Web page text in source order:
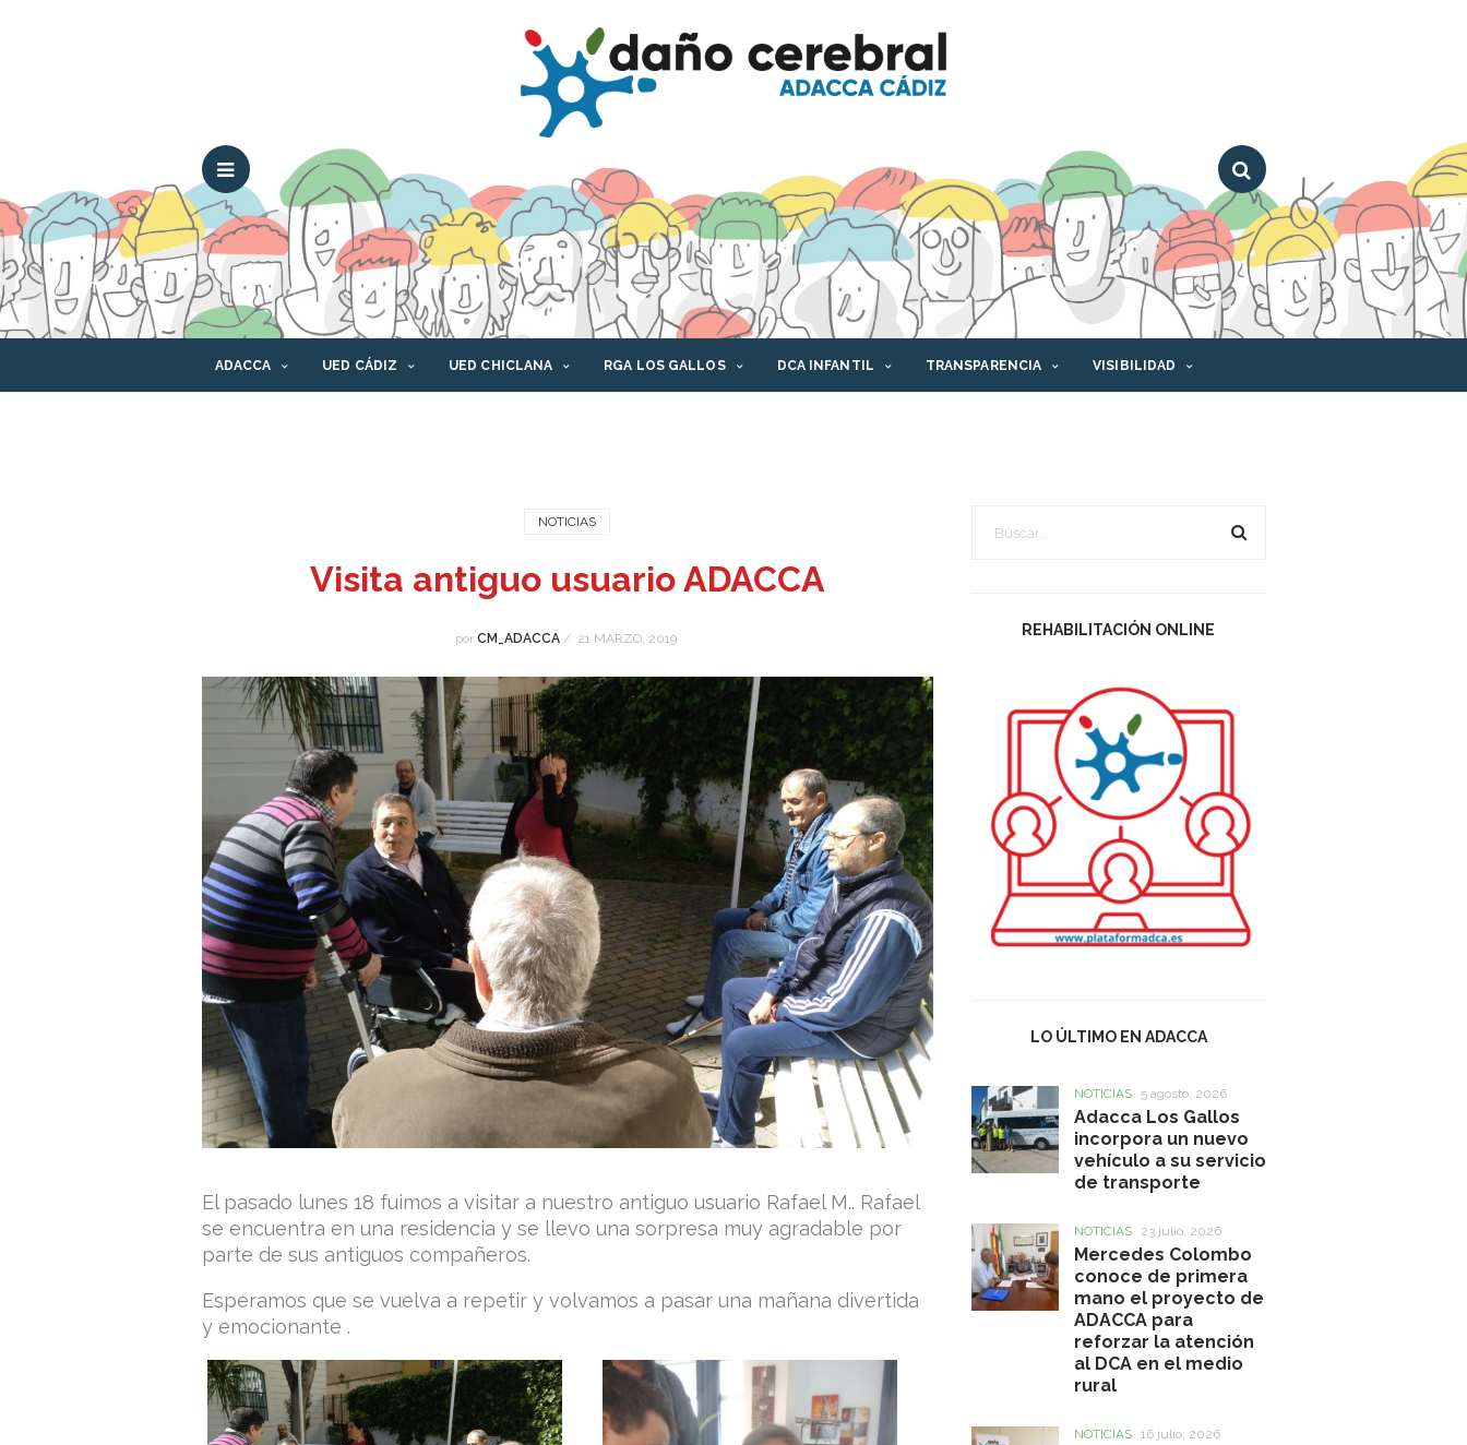
ADACCA UED CÁDIZ UED CHICLANA RGA LOS GALLOS DCA INFANTIL TRANSPARENCIA VISIBILIDAD
NOTICIAS
Visita antiguo usuario ADACCA
por CM_ADACCA/ 21 MARZO, 2019
El pasado lunes 18 fuimos a visitar a nuestro antiguo usuario Rafael M.. Rafael
se encuentra en una residencia y se llevo una sorpresa muy agradable por
parte de sus antiguos compañeros.
Esperamos que se vuelva a repetir y volvamos a pasar una mañana divertida
y emocionante .
REHABILITACIÓN ONLINE
LO ÚLTIMO EN ADACCA
NOTICIAS 5 agosto, 2026
Adacca Los Gallos
incorpora un nuevo
vehículo a su servicio
de transporte
NOTICIAS 23 julio, 2026
Mercedes Colombo
conoce de primera
mano el proyecto de
ADACCA para
reforzar la atención
al DCA en el medio
rural
NOTICIAS 16 julio, 2026